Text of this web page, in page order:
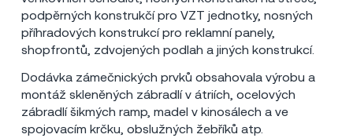
podpěrných konstrukčí pro VZT jednotky, nosných
příhradových konstrukcí pro reklamní panely,
shopfrontů, zdvojených podlah a jiných konstrukcí.
Dodávka zámečnických prvků obsahovala výrobu a
montáž skleněných zábradlí v átriích, ocelových
zábradlí šikmých ramp, madel v kinosálech a ve
spojovacím krčku, obslužných žebříků atp.